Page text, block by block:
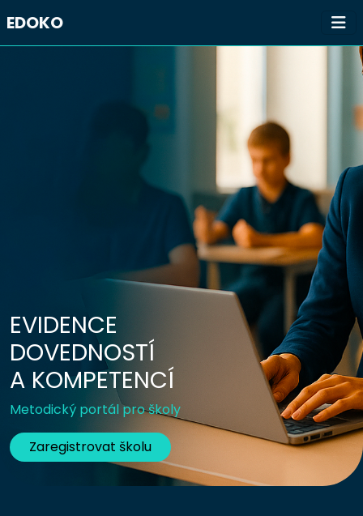
EVIDENCE
DOVEDNOSTÍ
A KOMPETENCÍ
Metodický portál pro školy
Zaregistrovat školu
EDOKO